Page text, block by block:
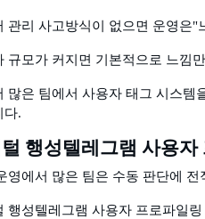
관리 사고방식이 없으면 운영은"
규모가 커지면 기본적으로 느낌
많은 팀에서 사용자 태그 시스템
다.
행성텔레그램 사용
영에서 많은 팀은 수동 판단에
행성텔레그램 사용자 프로파일